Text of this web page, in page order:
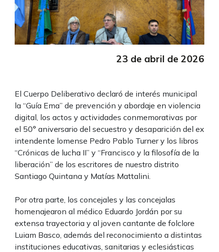
23 de abril de 2026
El Cuerpo Deliberativo declaró de interés municipal
la “Guía Ema” de prevención y abordaje en violencia
digital, los actos y actividades conmemorativas por
el 50° aniversario del secuestro y desaparición del ex
intendente lomense Pedro Pablo Turner y los libros
“Crónicas de lucha II” y “Francisco y la filosofía de la
liberación” de los escritores de nuestro distrito
Santiago Quintana y Matías Mattalini.
Por otra parte, los concejales y las concejalas
homenajearon al médico Eduardo Jordán por su
extensa trayectoria y al joven cantante de folclore
Luiam Basco, además del reconocimiento a distintas
instituciones educativas, sanitarias y eclesiásticas